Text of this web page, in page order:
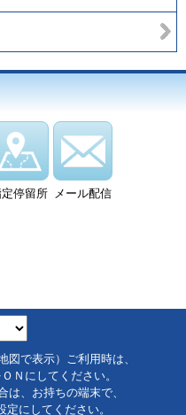
停留所 メール配信
で表示）ご利用時は、
Ｎにしてください。
、お持ちの端末で、
にしてください。